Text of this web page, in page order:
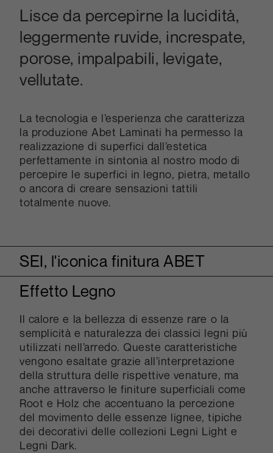
Lisce da percepirne la lucidità,
leggermente ruvide, increspate,
porose, impalpabili, levigate,
vellutate.
La tecnologia e l’esperienza che caratterizza
la produzione Abet Laminati ha permesso la
realizzazione di superfici dall’estetica
perfettamente in sintonia al nostro modo di
percepire le superfici in legno, pietra, metallo
o ancora di creare sensazioni tattili
totalmente nuove.
SEI, l'iconica finitura ABET
La numero SEI è l’iconica finitura Abet
Laminati, quella che ormai caratterizza la
specificità del laminato. Nata negli anni
Sessanta al sesto tentativo di ricerca, è
opaca con un grado di rugosità tale da
renderla particolarmente gradevole al tatto e
molto pratica in ogni suo utilizzo.
Effetto Legno
Il calore e la bellezza di essenze rare o la
semplicità e naturalezza dei classici legni più
utilizzati nell’arredo. Queste caratteristiche
vengono esaltate grazie all’interpretazione
della struttura delle rispettive venature, ma
anche attraverso le finiture superficiali come
Root e Holz che accentuano la percezione
del movimento delle essenze lignee, tipiche
dei decorativi delle collezioni Legni Light e
Legni Dark.